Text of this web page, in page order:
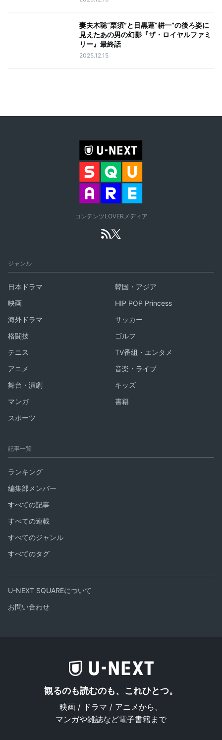
妻夫木聡“栗須”と目黒蓮“耕一”の後ろ姿に
見えたあの男の幻影『ザ・ロイヤルファミ
リー』最終話
2025.12.15
コンテンツLOVERメディア
ジャンル
日本ドラマ
韓国・アジア
映画
HIP POP Princess
海外ドラマ
サッカー
格闘技
ゴルフ
テニス
TV番組・エンタメ
アニメ
音楽・ライブ
舞台・演劇
キッズ
マンガ
書籍
スポーツ
記事一覧
ランキング
編集部メンバー
すべての記事
すべての連載
すべてのジャンル
すべてのタグ
U-NEXT SQUAREについて
お問い合わせ
観るのも読むのも、これひとつ。
映画 / ドラマ / アニメから、
マンガや雑誌など電子書籍まで